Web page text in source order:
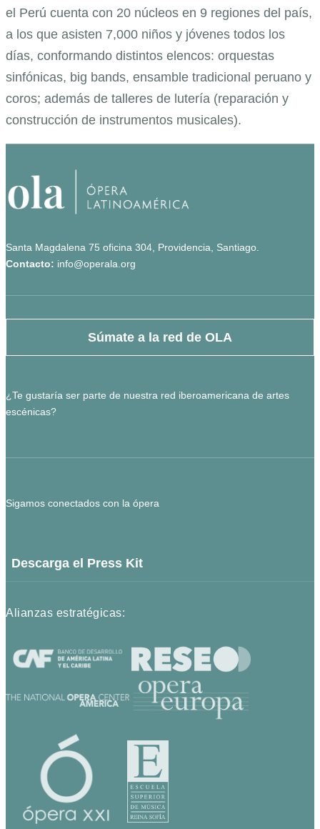
el Perú cuenta con 20 núcleos en 9 regiones del país,
a los que asisten 7,000 niños y jóvenes todos los
días, conformando distintos elencos: orquestas
sinfónicas, big bands, ensamble tradicional peruano y
coros; además de talleres de lutería (reparación y
construcción de instrumentos musicales).
Santa Magdalena 75 oficina 304, Providencia, Santiago.
Contacto: info@operala.org
Súmate a la red de OLA
¿Te gustaría ser parte de nuestra red iberoamericana de artes
escénicas?
Sigamos conectados con la ópera
Descarga el Press Kit
Alianzas estratégicas: